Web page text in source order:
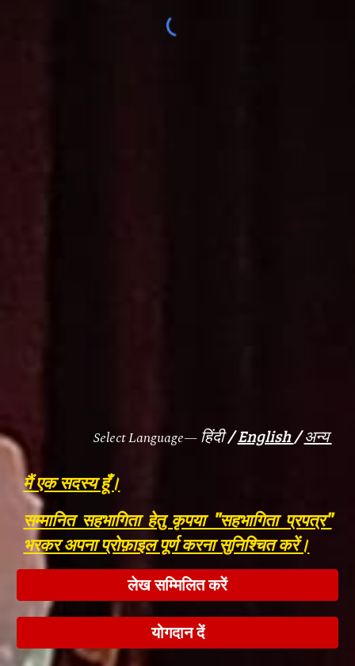
Select Language—हिंदी/English/ अन्य
मैं एक सदस्य हूँ।
सम्मानित सहभागिता हेतु कृपया "सहभागिता प्रपत्र"
भरकर अपना प्रोफ़ाइल पूर्ण करना सुनिश्चित करें।
लेख सम्मिलित करें
योगदान दें